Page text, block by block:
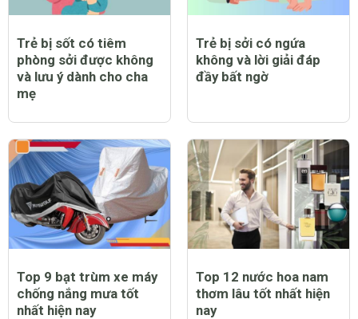
Trẻ bị sốt có tiêm
phòng sởi được không
và lưu ý dành cho cha
mẹ
Trẻ bị sởi có ngứa
không và lời giải đáp
đầy bất ngờ
Top 9 bạt trùm xe máy
chống nắng mưa tốt
nhất hiện nay
Top 12 nước hoa nam
thơm lâu tốt nhất hiện
nay